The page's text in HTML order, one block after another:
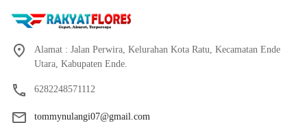
Alamat : Jalan Perwira, Kelurahan Kota Ratu, Kecamatan Ende
Utara, Kabupaten Ende.
6282248571112
tommynulangi07@gmail.com